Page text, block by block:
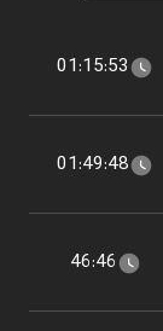
01:15:53
01:49:48
46:46